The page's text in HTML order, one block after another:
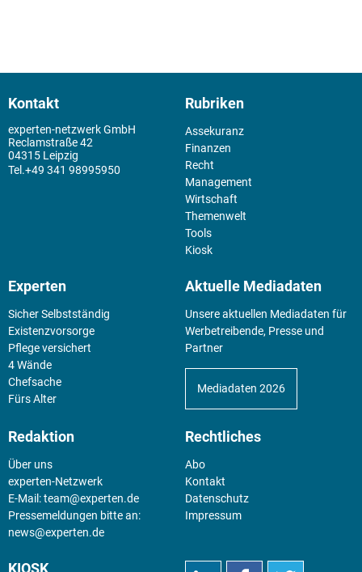
Kontakt
experten-netzwerk GmbH
Reclamstraße 42
04315 Leipzig
+49 341 98995950
Rubriken
Assekuranz
Finanzen
Recht
Management
Wirtschaft
Themenwelt
Tools
Kiosk
Experten
Sicher Selbstständig
Existenz­vorsorge
Pflege versichert
4 Wände
Chefsache
Fürs Alter
Aktuelle Mediadaten
Unsere aktuellen Mediadaten für
Werbetreibende, Presse und
Partner
Mediadaten 2026
Redaktion
Über uns
experten-Netzwerk
E-Mail:team@experten.de
Pressemeldungen bitte an:
news@experten.de
Rechtliches
Abo
Kontakt
Datenschutz
Impressum